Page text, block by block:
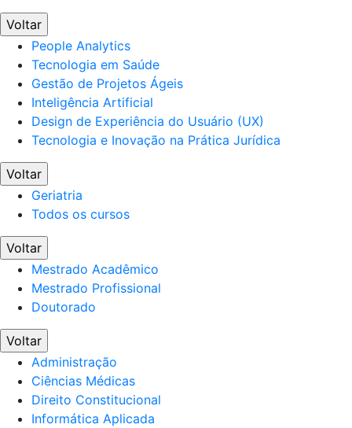
Voltar
People Analytics
Tecnologia em Saúde
Gestão de Projetos Ágeis
Inteligência Artificial
Design de Experiência do Usuário (UX)
Tecnologia e Inovação na Prática Jurídica
Voltar
Geriatria
Todos os cursos
Voltar
Mestrado Acadêmico
Mestrado Profissional
Doutorado
Voltar
Administração
Ciências Médicas
Direito Constitucional
Informática Aplicada